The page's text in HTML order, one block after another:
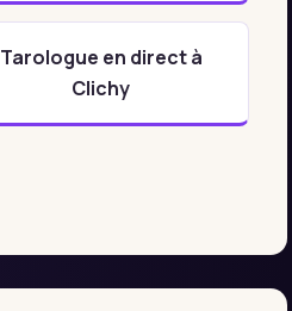
Tarologue en direct à
Clichy